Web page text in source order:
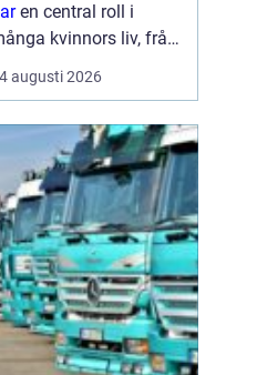
en central roll i
kvinnors liv, från
preventivmedelsrådgivni
förlossningsförberedelse
och tiden efter att barnet
fött. För må...
augusti 2026